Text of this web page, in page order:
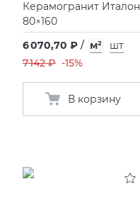
Керамогранит Италон
80×160
6 070,70 ₽ / м²
шт
7 142 ₽ -15%
В корзину